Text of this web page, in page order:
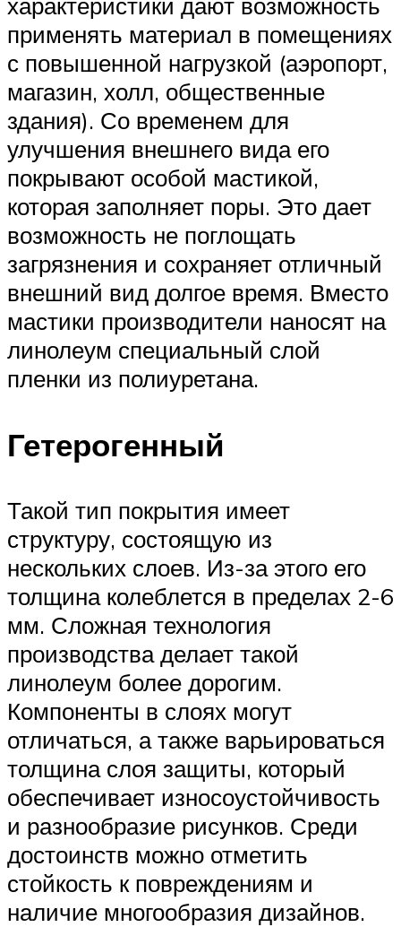
применять материал в помещениях
с повышенной нагрузкой (аэропорт,
магазин, холл, общественные
здания). Со временем для
улучшения внешнего вида его
покрывают особой мастикой,
которая заполняет поры. Это дает
возможность не поглощать
загрязнения и сохраняет отличный
внешний вид долгое время. Вместо
мастики производители наносят на
линолеум специальный слой
пленки из полиуретана.
Гетерогенный
Такой тип покрытия имеет
структуру, состоящую из
нескольких слоев. Из-за этого его
толщина колеблется в пределах 2-6
мм. Сложная технология
производства делает такой
линолеум более дорогим.
Компоненты в слоях могут
отличаться, а также варьироваться
толщина слоя защиты, который
обеспечивает износоустойчивость
и разнообразие рисунков. Среди
достоинств можно отметить
стойкость к повреждениям и
наличие многообразия дизайнов.